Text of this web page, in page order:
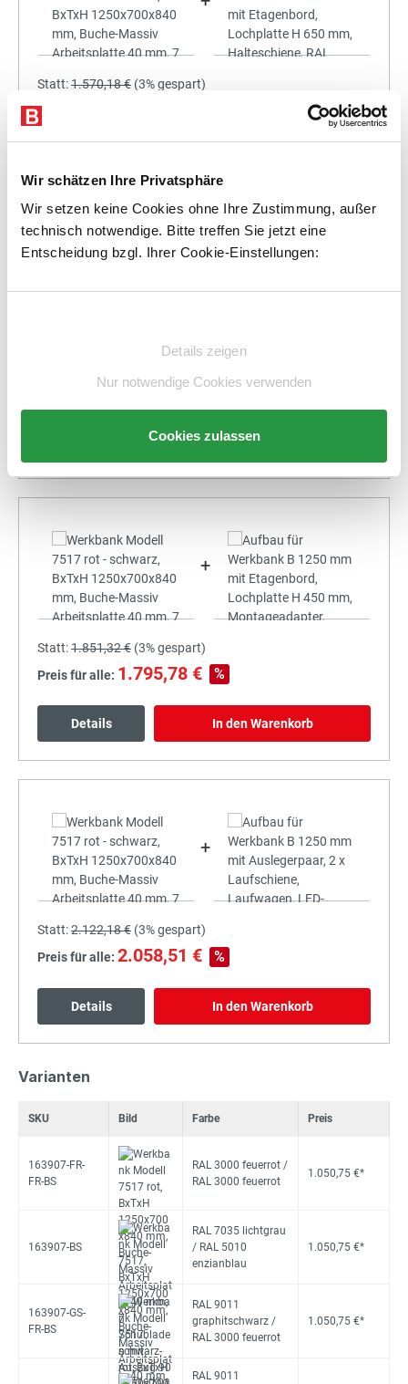
Wir schätzen Ihre Privatsphäre
Wir setzen keine Cookies ohne Ihre Zustimmung, außer
technisch notwendige. Bitte treffen Sie jetzt eine
Entscheidung bzgl. Ihrer Cookie-Einstellungen:
Details zeigen
Nur notwendige Cookies verwenden
Cookies zulassen
Statt:1.570,18 € (3%gespart)
Preis für alle:
1.672,73 € %
In den Warenkorb
+
Statt:1.851,32 € (3%gespart)
Preis für alle: 1.795,78 € %
Details In den Warenkorb
+
Statt:2.122,18 € (3%gespart)
Preis für alle: 2.058,51 € %
Details In den Warenkorb
Varianten
SKU Bild Farbe Preis
163907-FR-
FR-BS
RAL 3000 feuerrot /
RAL 3000 feuerrot
1.050,75 €*
163907-BS
RAL 7035 lichtgrau
/ RAL 5010
enzianblau
1.050,75 €*
163907-GS-
FR-BS
RAL 9011
graphitschwarz /
RAL 3000 feuerrot
1.050,75 €*
RAL 9011